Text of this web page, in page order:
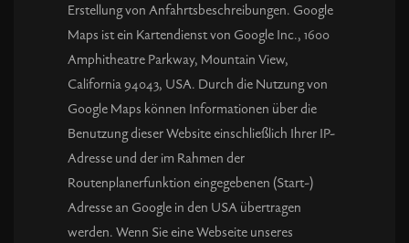
Erstellung von Anfahrtsbeschreibungen. Google
Maps ist ein Kartendienst von Google Inc., 1600
Amphitheatre Parkway, Mountain View,
California 94043, USA. Durch die Nutzung von
Google Maps können Informationen über die
Benutzung dieser Website einschließlich Ihrer IP-
Adresse und der im Rahmen der
Routenplanerfunktion eingegebenen (Start-)
Adresse an Google in den USA übertragen
werden. Wenn Sie eine Webseite unseres